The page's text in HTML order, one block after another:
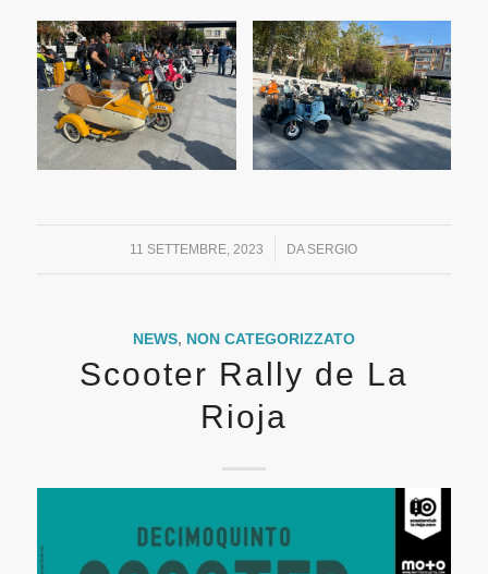
11 SETTEMBRE, 2023
/ DA SERGIO
NEWS, NON CATEGORIZZATO
Scooter Rally de La
Rioja